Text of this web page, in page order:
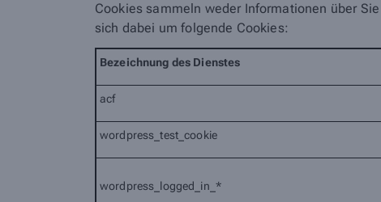
Cookies sammeln weder Informationen über
sich dabei um folgende Cookies:
Bezeichnung des Dienstes
acf
wordpress_test_cookie
wordpress_logged_in_*